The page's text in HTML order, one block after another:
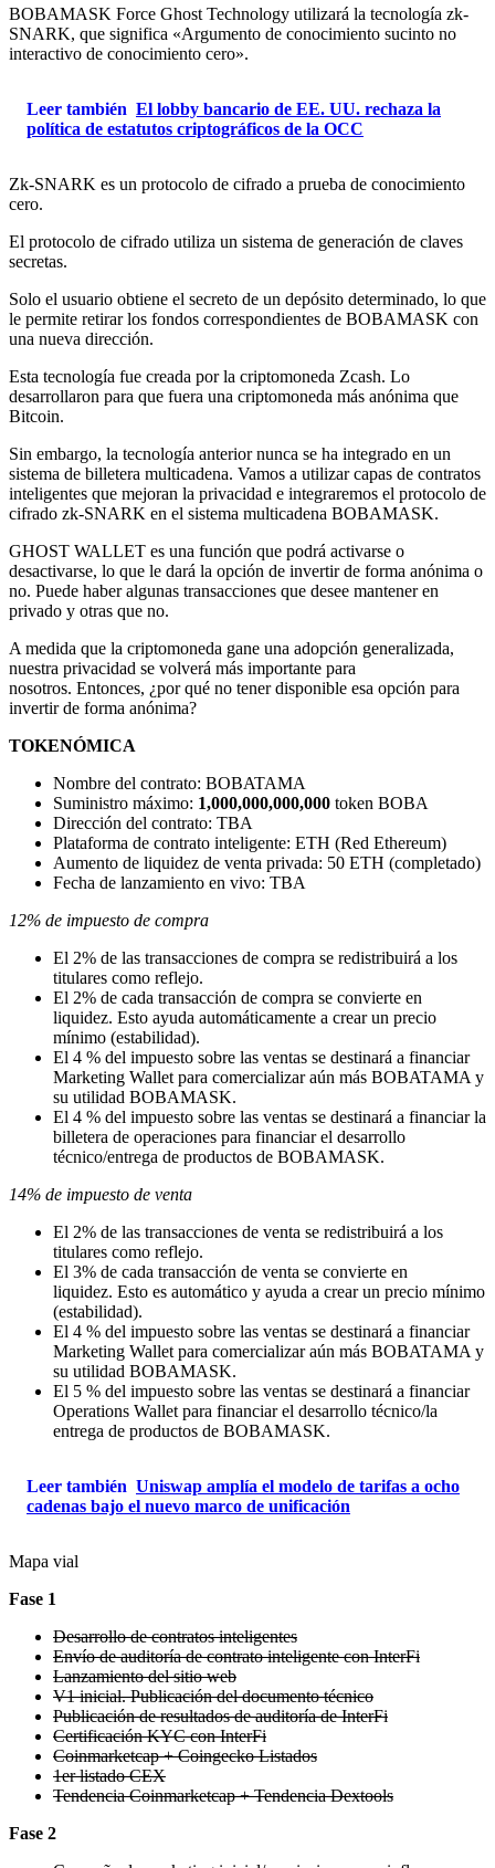
BOBAMASK Force Ghost Technology utilizará la tecnología zk-
SNARK, que significa «Argumento de conocimiento sucinto no
interactivo de conocimiento cero».
Leer también El lobby bancario de EE. UU. rechaza la
política de estatutos criptográficos de la OCC
Zk-SNARK es un protocolo de cifrado a prueba de conocimiento
cero.
El protocolo de cifrado utiliza un sistema de generación de claves
secretas.
Solo el usuario obtiene el secreto de un depósito determinado, lo que
le permite retirar los fondos correspondientes de BOBAMASK con
una nueva dirección.
Esta tecnología fue creada por la criptomoneda Zcash. Lo
desarrollaron para que fuera una criptomoneda más anónima que
Bitcoin.
Sin embargo, la tecnología anterior nunca se ha integrado en un
sistema de billetera multicadena. Vamos a utilizar capas de contratos
inteligentes que mejoran la privacidad e integraremos el protocolo de
cifrado zk-SNARK en el sistema multicadena BOBAMASK.
GHOST WALLET es una función que podrá activarse o
desactivarse, lo que le dará la opción de invertir de forma anónima o
no. Puede haber algunas transacciones que desee mantener en
privado y otras que no.
A medida que la criptomoneda gane una adopción generalizada,
nuestra privacidad se volverá más importante para
nosotros. Entonces, ¿por qué no tener disponible esa opción para
invertir de forma anónima?
TOKENÓMICA
Nombre del contrato: BOBATAMA
Suministro máximo: 1,000,000,000,000 token BOBA
Dirección del contrato: TBA
Plataforma de contrato inteligente: ETH (Red Ethereum)
Aumento de liquidez de venta privada: 50 ETH (completado)
Fecha de lanzamiento en vivo: TBA
12% de impuesto de compra
El 2% de las transacciones de compra se redistribuirá a los
titulares como reflejo.
El 2% de cada transacción de compra se convierte en
liquidez. Esto ayuda automáticamente a crear un precio
mínimo (estabilidad).
El 4 % del impuesto sobre las ventas se destinará a financiar
Marketing Wallet para comercializar aún más BOBATAMA y
su utilidad BOBAMASK.
El 4 % del impuesto sobre las ventas se destinará a financiar la
billetera de operaciones para financiar el desarrollo
técnico/entrega de productos de BOBAMASK.
14% de impuesto de venta
El 2% de las transacciones de venta se redistribuirá a los
titulares como reflejo.
El 3% de cada transacción de venta se convierte en
liquidez. Esto es automático y ayuda a crear un precio mínimo
(estabilidad).
El 4 % del impuesto sobre las ventas se destinará a financiar
Marketing Wallet para comercializar aún más BOBATAMA y
su utilidad BOBAMASK.
El 5 % del impuesto sobre las ventas se destinará a financiar
Operations Wallet para financiar el desarrollo técnico/la
entrega de productos de BOBAMASK.
Leer también Uniswap amplía el modelo de tarifas a ocho
cadenas bajo el nuevo marco de unificación
Mapa vial
Fase 1
Desarrollo de contratos inteligentes
Envío de auditoría de contrato inteligente con InterFi
Lanzamiento del sitio web
V1 inicial. Publicación del documento técnico
Publicación de resultados de auditoría de InterFi
Certificación KYC con InterFi
Coinmarketcap + Coingecko Listados
1er listado CEX
Tendencia Coinmarketcap + Tendencia Dextools
Fase 2